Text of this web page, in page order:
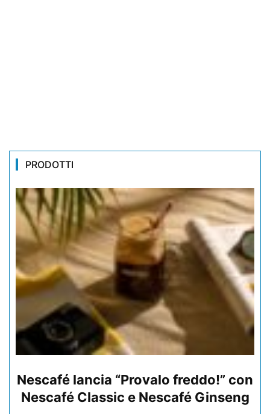
PRODOTTI
Nescafé lancia “Provalo freddo!” con
Nescafé Classic e Nescafé Ginseng